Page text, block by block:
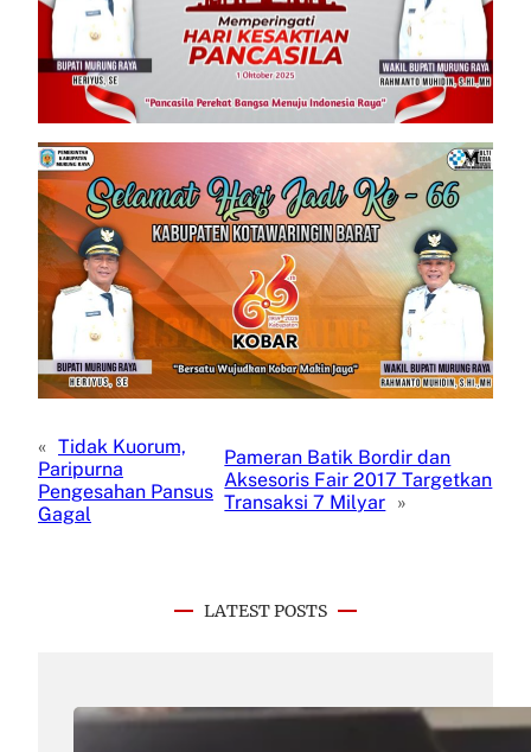
« Tidak Kuorum,
Paripurna
Pengesahan Pansus
Gagal
Pameran Batik Bordir dan
Aksesoris Fair 2017 Targetkan
Transaksi 7 Milyar »
LATEST POSTS